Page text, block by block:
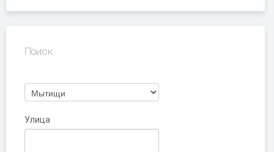
Поиск
Улица